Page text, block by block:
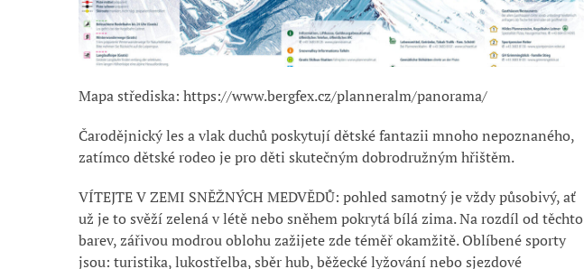
Mapa střediska: https://www.bergfex.cz/planneralm/panorama/
Čarodějnický les a vlak duchů poskytují dětské fantazii mnoho nepoznaného,
zatímco dětské rodeo je pro děti skutečným dobrodružným hřištěm.
VÍTEJTE V ZEMI SNĚŽNÝCH MEDVĚDŮ: pohled samotný je vždy působivý, ať
už je to svěží zelená v létě nebo sněhem pokrytá bílá zima. Na rozdíl od těchto
barev, zářivou modrou oblohu zažijete zde téměř okamžitě. Oblíbené sporty
jsou: turistika, lukostřelba, sběr hub, běžecké lyžování nebo sjezdové